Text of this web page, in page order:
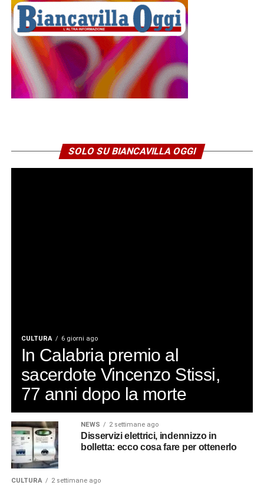
SOLO SU BIANCAVILLA OGGI
CULTURA 6 giorni ago
In Calabria premio al
sacerdote Vincenzo Stissi,
77 anni dopo la morte
NEWS 2 settimane ago
Disservizi elettrici, indennizzo in
bolletta: ecco cosa fare per ottenerlo
CULTURA 2 settimane ago